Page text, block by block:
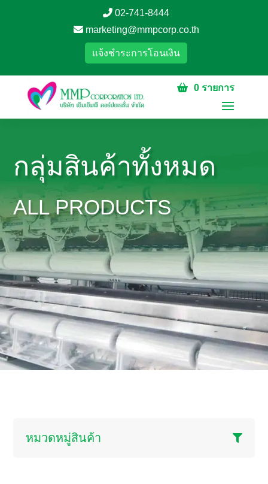
02-741-8444
marketing@mmpcorp.co.th
แจ้งชำระการโอนเงิน
0 รายการ
กลุ่มสินค้าทั้งหมด
ALL PRODUCTS
หมวดหมู่สินค้า